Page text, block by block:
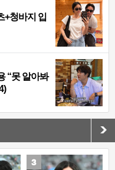
+청바지 입
“못 알아봐